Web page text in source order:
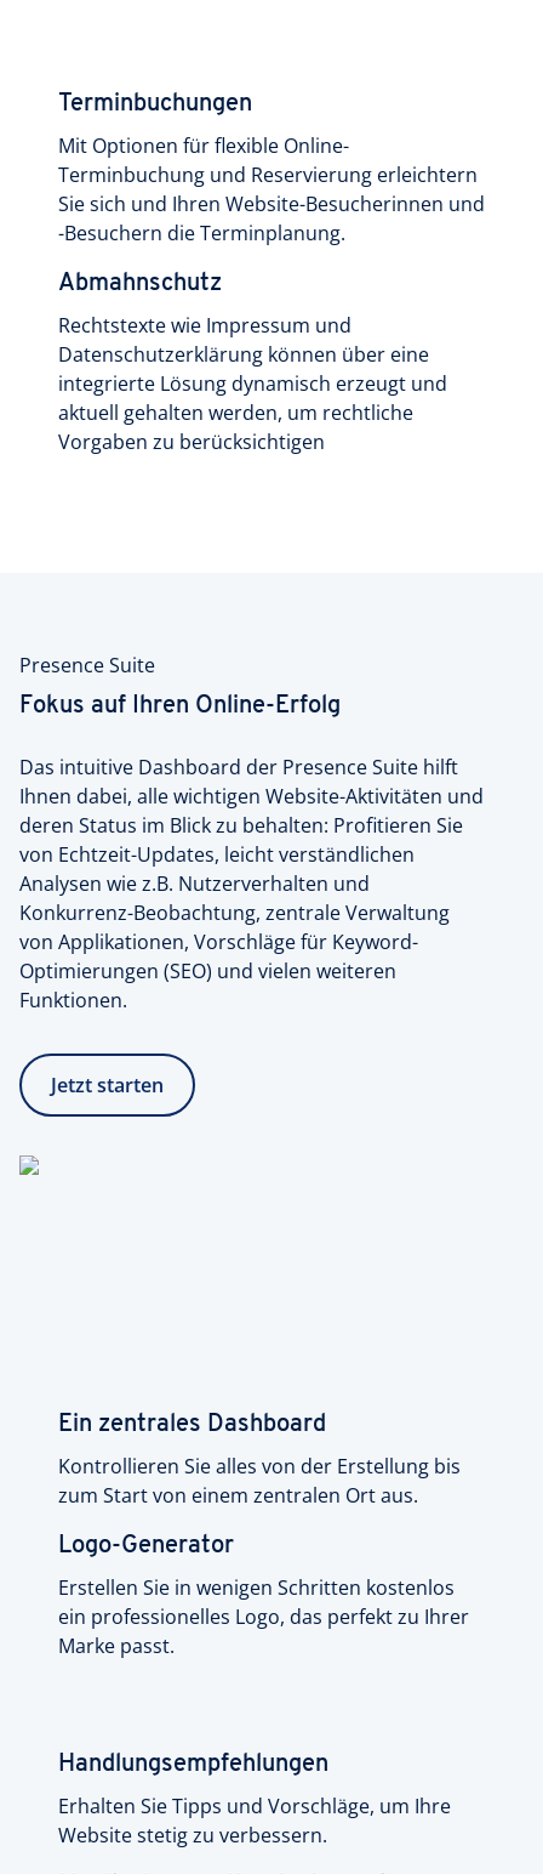
Terminbuchungen
Mit Optionen für flexible Online-
Terminbuchung und Reservierung erleichtern
Sie sich und Ihren Website-Besucherinnen und
-Besuchern die Terminplanung.
Abmahnschutz
Rechtstexte wie Impressum und
Datenschutzerklärung können über eine
integrierte Lösung dynamisch erzeugt und
aktuell gehalten werden, um rechtliche
Vorgaben zu berücksichtigen
Presence Suite
Fokus auf Ihren Online-Erfolg
Das intuitive Dashboard der Presence Suite hilft
Ihnen dabei, alle wichtigen Website-Aktivitäten und
deren Status im Blick zu behalten: Profitieren Sie
von Echtzeit-Updates, leicht verständlichen
Analysen wie z.B. Nutzerverhalten und
Konkurrenz-Beobachtung, zentrale Verwaltung
von Applikationen, Vorschläge für Keyword-
Optimierungen (SEO) und vielen weiteren
Funktionen.
Jetzt starten
Ein zentrales Dashboard
Kontrollieren Sie alles von der Erstellung bis
zum Start von einem zentralen Ort aus.
Logo-Generator
Erstellen Sie in wenigen Schritten kostenlos
ein professionelles Logo, das perfekt zu Ihrer
Marke passt.
Handlungsempfehlungen
Erhalten Sie Tipps und Vorschläge, um Ihre
Website stetig zu verbessern.